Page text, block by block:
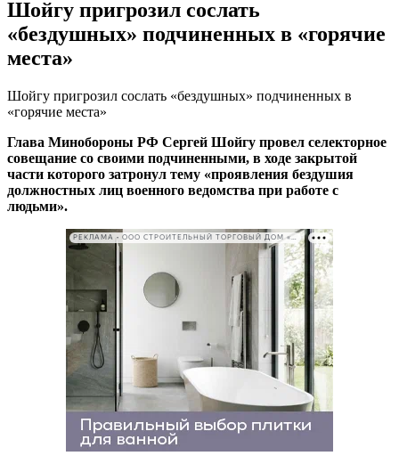
Шойгу пригрозил сослать
«бездушных» подчиненных в «горячие
места»
Шойгу пригрозил сослать «бездушных» подчиненных в
«горячие места»
Глава Минобороны РФ Сергей Шойгу провел селекторное
совещание со своими подчиненными, в ходе закрытой
части которого затронул тему «проявления бездушия
должностных лиц военного ведомства при работе с
людьми».
РЕКЛАМА • ООО СТРОИТЕЛЬНЫЙ ТОРГОВЫЙ ДОМ «ПЕТРОВИЧ». ИНН: 7802348846